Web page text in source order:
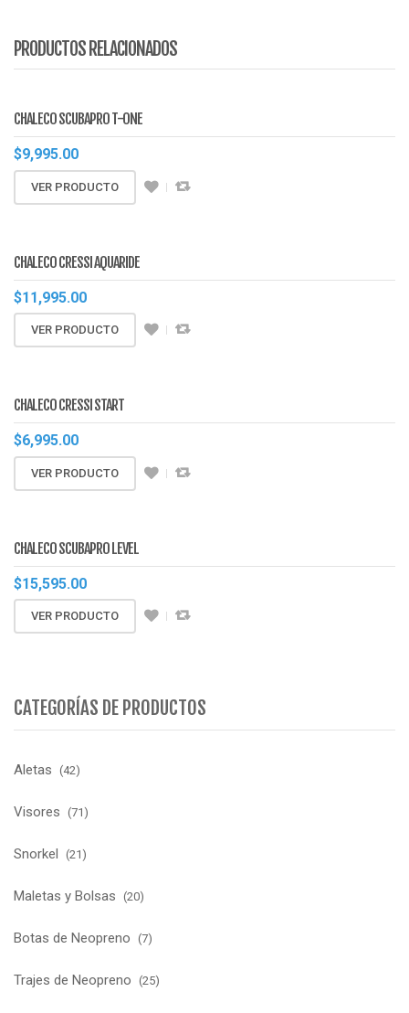
PRODUCTOS RELACIONADOS
CHALECO SCUBAPRO T-ONE
$9,995.00
VER PRODUCTO
CHALECO CRESSI AQUARIDE
$11,995.00
VER PRODUCTO
CHALECO CRESSI START
$6,995.00
VER PRODUCTO
CHALECO SCUBAPRO LEVEL
$15,595.00
VER PRODUCTO
CATEGORÍAS DE PRODUCTOS
Aletas (42)
Visores (71)
Snorkel (21)
Maletas y Bolsas (20)
Botas de Neopreno (7)
Trajes de Neopreno (25)